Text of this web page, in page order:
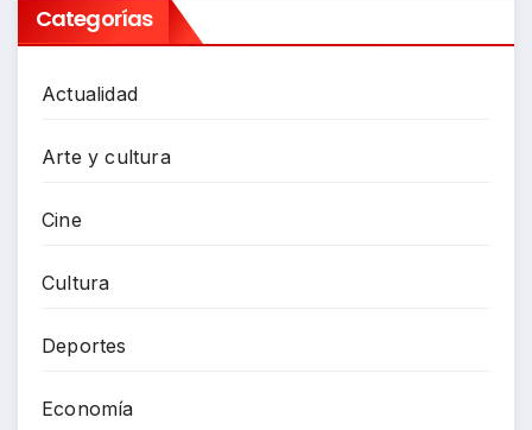
Categorías
Actualidad
Arte y cultura
Cine
Cultura
Deportes
Economía